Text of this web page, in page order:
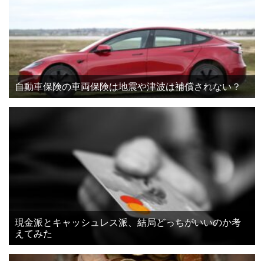
自動車保険の車両保険は地震や津波は補償されない？
現金派とキャッシュレス派、結局どっちがいいのか考
えてみた